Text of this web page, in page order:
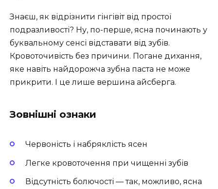
Знаєш, як відрізнити гінгівіт від простої
подразливості? Ну, по-перше, ясна починають у
буквальному сенсі відставати від зубів.
Кровоточивість без причини. Погане дихання,
яке навіть найдорожча зубна паста не може
прикрити. І це лише вершина айсберга.
Зовнішні ознаки
Червоність і набряклість ясен
Легке кровоточення при чищенні зубів
Відсутність болючості — так, можливо, ясна